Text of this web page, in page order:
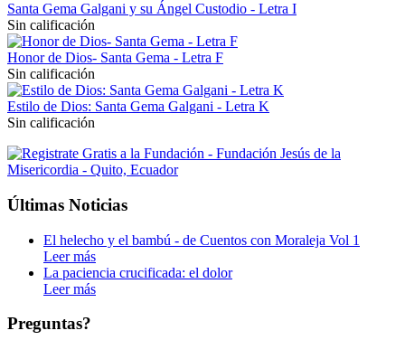
Santa Gema Galgani y su Ángel Custodio - Letra I
Sin calificación
Honor de Dios- Santa Gema - Letra F
Sin calificación
Estilo de Dios: Santa Gema Galgani - Letra K
Sin calificación
Últimas Noticias
El helecho y el bambú - de Cuentos con Moraleja Vol 1
Leer más
La paciencia crucificada: el dolor
Leer más
Preguntas?